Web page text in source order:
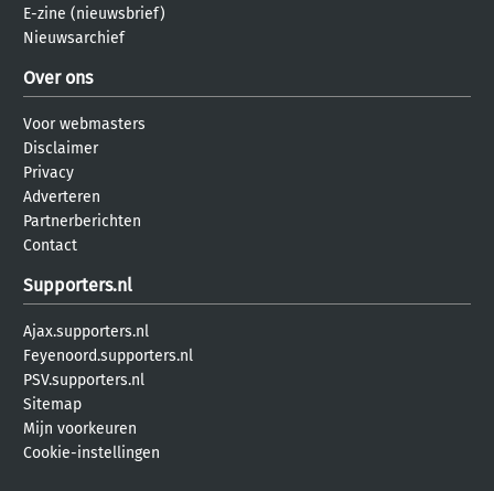
E-zine (nieuwsbrief)
Nieuwsarchief
Over ons
Voor webmasters
Disclaimer
Privacy
Adverteren
Partnerberichten
Contact
Supporters.nl
Ajax.supporters.nl
Feyenoord.supporters.nl
PSV.supporters.nl
Sitemap
Mijn voorkeuren
Cookie-instellingen